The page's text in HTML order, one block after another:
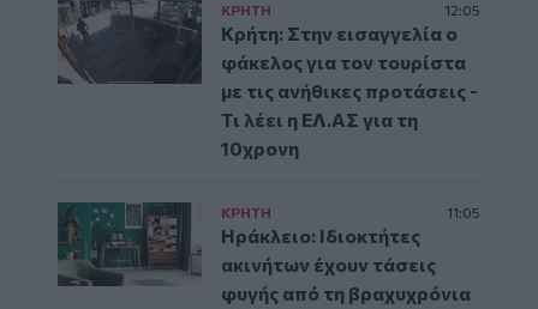
ΚΡΗΤΗ 12:05
Κρήτη: Στην εισαγγελία ο
φάκελος για τον τουρίστα
με τις ανήθικες προτάσεις -
Τι λέει η ΕΛ.ΑΣ για τη
10χρονη
ΚΡΗΤΗ 11:05
Ηράκλειο: Ιδιοκτήτες
ακινήτων έχουν τάσεις
φυγής από τη βραχυχρόνια